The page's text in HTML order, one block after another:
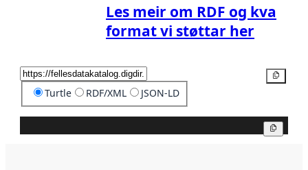
Les meir om RDF og kva
format vi støttar her
Turtle RDF/XML JSON-LD